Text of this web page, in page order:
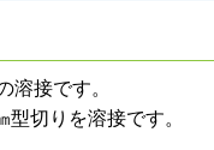
溶接です。
切りを溶接です。